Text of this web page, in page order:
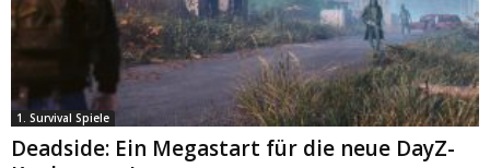
1. Survival Spiele
Deadside: Ein Megastart für die neue DayZ-